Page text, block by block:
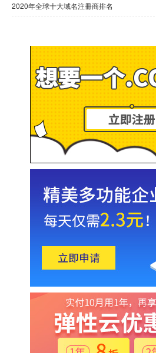
2020年全球十大域名注冊商排名